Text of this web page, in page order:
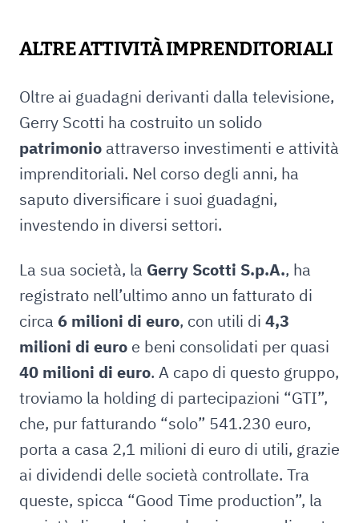
ALTRE ATTIVITÀ IMPRENDITORIALI
Oltre ai guadagni derivanti dalla televisione,
Gerry Scotti ha costruito un solido
patrimonio attraverso investimenti e attività
imprenditoriali. Nel corso degli anni, ha
saputo diversificare i suoi guadagni,
investendo in diversi settori.
La sua società, la Gerry Scotti S.p.A., ha
registrato nell’ultimo anno un fatturato di
circa 6 milioni di euro, con utili di 4,3
milioni di euro e beni consolidati per quasi
40 milioni di euro. A capo di questo gruppo,
troviamo la holding di partecipazioni “GTI”,
che, pur fatturando “solo” 541.230 euro,
porta a casa 2,1 milioni di euro di utili, grazie
ai dividendi delle società controllate. Tra
queste, spicca “Good Time production”, la